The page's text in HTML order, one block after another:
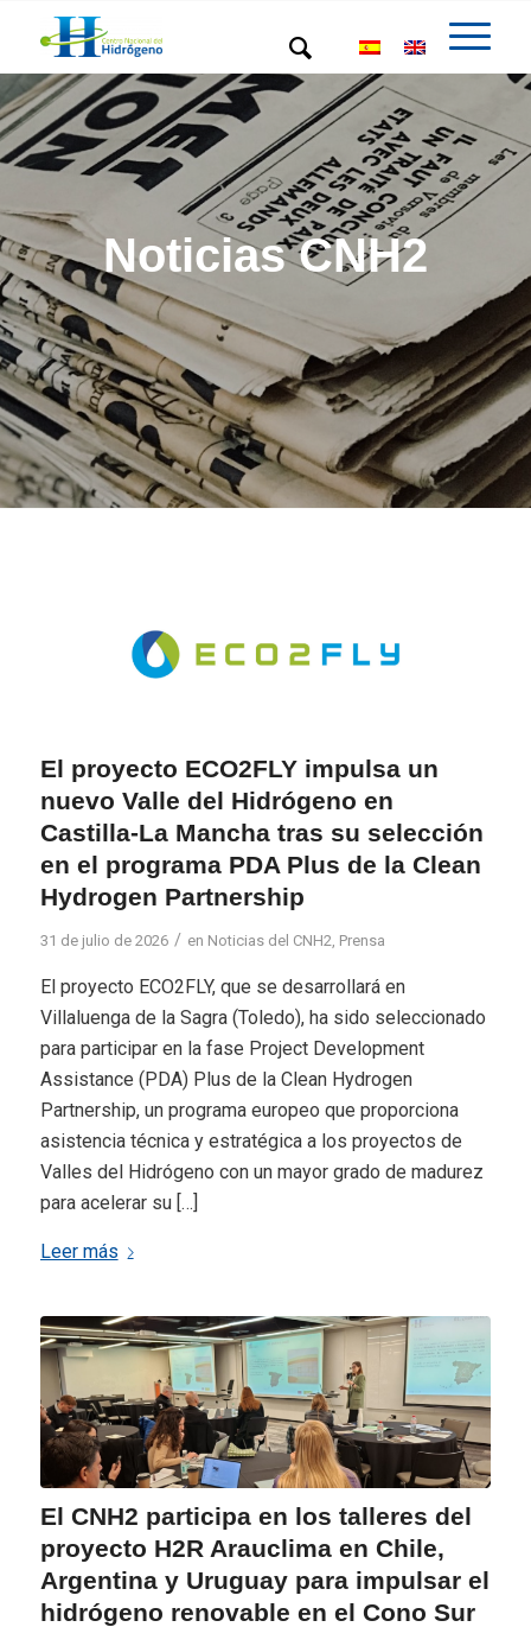
Noticias CNH2
El proyecto ECO2FLY impulsa un
nuevo Valle del Hidrógeno en
Castilla-La Mancha tras su selección
en el programa PDA Plus de la Clean
Hydrogen Partnership
31 de julio de 2026 / en Noticias del CNH2 Prensa
El proyecto ECO2FLY, que se desarrollará en
Villaluenga de la Sagra (Toledo), ha sido seleccionado
para participar en la fase Project Development
Assistance (PDA) Plus de la Clean Hydrogen
Partnership, un programa europeo que proporciona
asistencia técnica y estratégica a los proyectos de
Valles del Hidrógeno con un mayor grado de madurez
para acelerar su […]
Leer más
El CNH2 participa en los talleres del
proyecto H2R Arauclima en Chile,
Argentina y Uruguay para impulsar el
hidrógeno renovable en el Cono Sur